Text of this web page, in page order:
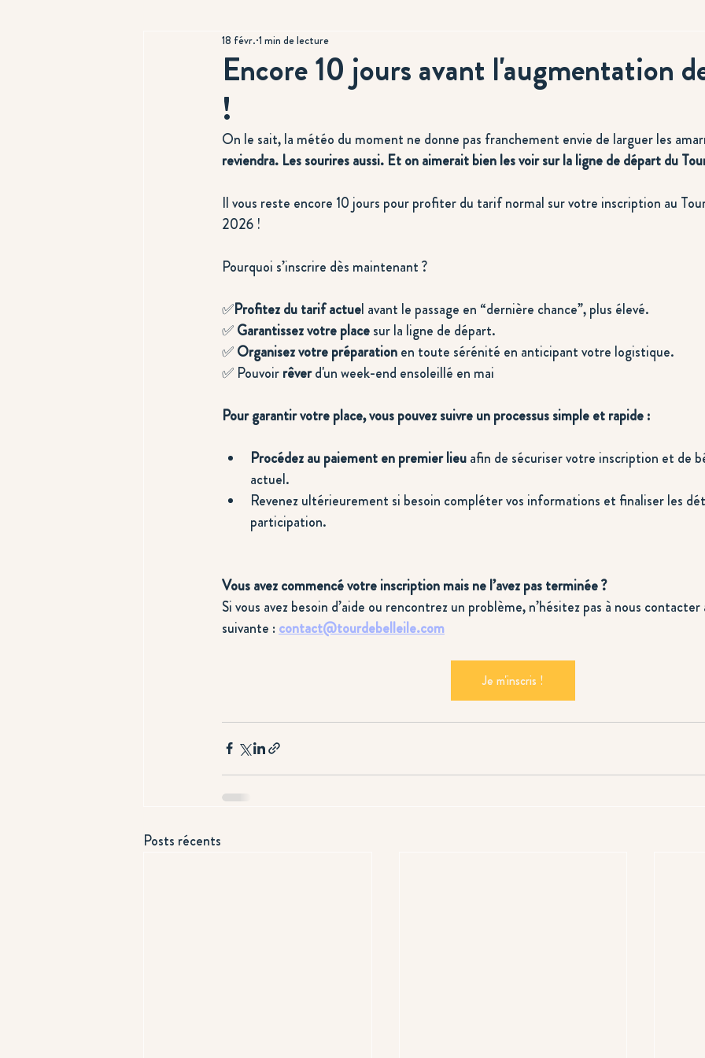
Encore 10 jours avant l'augmentation
!
18 févr. 1 min de lecture
On le sait, la météo du moment ne donne pas franchement envie de larguer les
reviendra. Les sourires aussi. Et on aimerait bien les voir sur la ligne de départ du
Il vous reste encore 10 jours pour profiter du tarif normal sur votre inscription au
2026 !
Pourquoi s’inscrire dès maintenant ?
✅Profitez du tarif actuel avant le passage en “dernière chance”, plus élevé.
✅ Garantissez votre place sur la ligne de départ.
✅ Organisez votre préparation en toute sérénité en anticipant votre logistique.
✅ Pouvoir rêver d'un week-end ensoleillé en mai
Pour garantir votre place, vous pouvez suivre un processus simple et rapide :
Procédez au paiement en premier lieu afin de sécuriser votre inscription et de
actuel.
Revenez ultérieurement si besoin compléter vos informations et finaliser les
participation.
Vous avez commencé votre inscription mais ne l’avez pas terminée ?
Si vous avez besoin d’aide ou rencontrez un problème, n’hésitez pas à nous contacter
suivante : contact@tourdebelleile.com
Je m'inscris !
Posts récents